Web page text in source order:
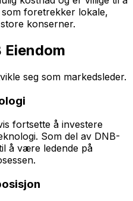
foretrekker lokale,
konserner.
Eiendom
seg som markedsleder.
fortsette å investere
Som del av DNB-
å være ledende på